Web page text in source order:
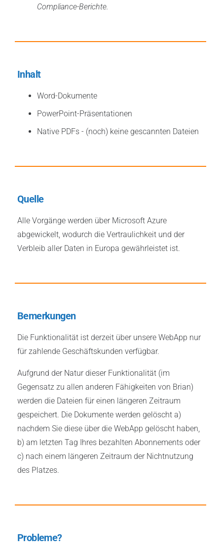
Compliance-Berichte.
Inhalt
Word-Dokumente
PowerPoint-Präsentationen
Native PDFs - (noch) keine gescannten Dateien
Quelle
Alle Vorgänge werden über Microsoft Azure
abgewickelt, wodurch die Vertraulichkeit und der
Verbleib aller Daten in Europa gewährleistet ist.
Bemerkungen
Die Funktionalität ist derzeit über unsere WebApp nur
für zahlende Geschäftskunden verfügbar.
Aufgrund der Natur dieser Funktionalität (im
Gegensatz zu allen anderen Fähigkeiten von Brian)
werden die Dateien für einen längeren Zeitraum
gespeichert. Die Dokumente werden gelöscht a)
nachdem Sie diese über die WebApp gelöscht haben,
b) am letzten Tag Ihres bezahlten Abonnements oder
c) nach einem längeren Zeitraum der Nichtnutzung
des Platzes.
Probleme?